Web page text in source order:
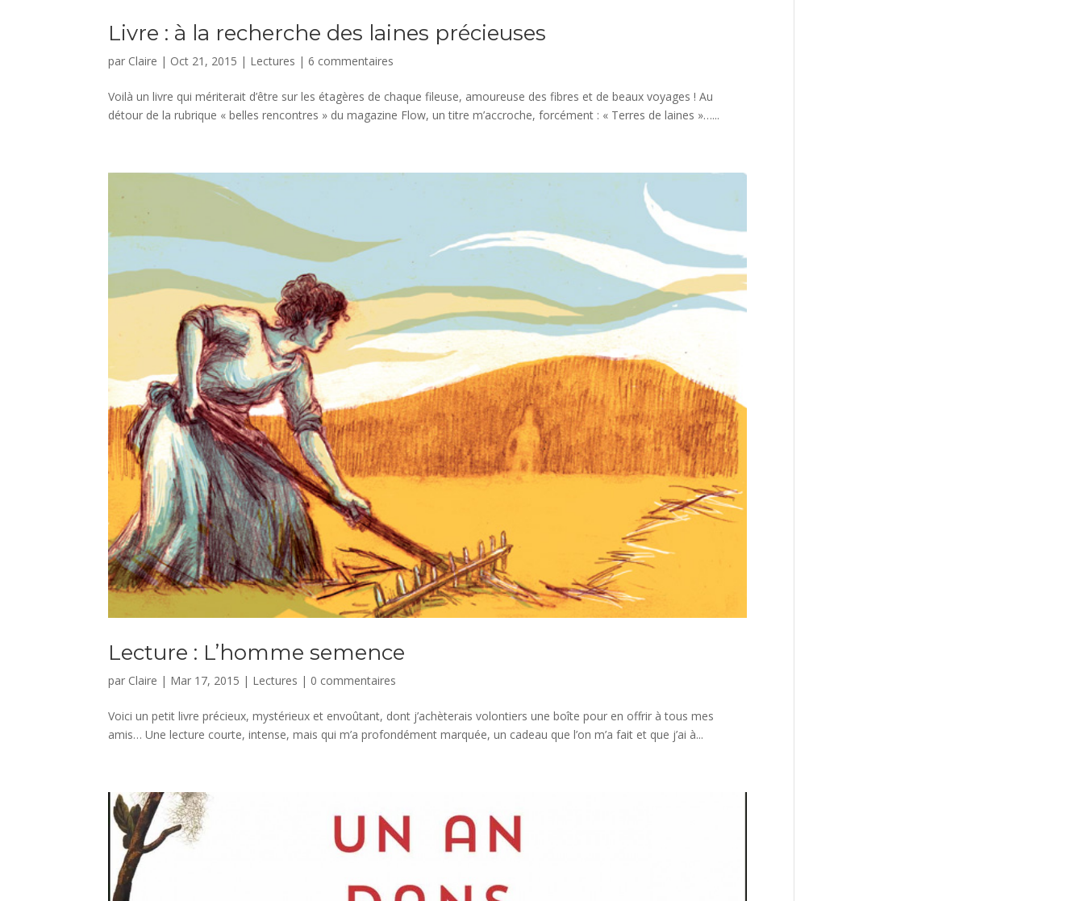
Livre : à la recherche des laines précieuses
par Claire | Oct 21, 2015 | Lectures |6 commentaires
Voilà un livre qui mériterait d’être sur les étagères de chaque fileuse, amoureuse des fibres et de beaux voyages ! Au
détour de la rubrique « belles rencontres » du magazine Flow, un titre m’accroche, forcément : « Terres de laines »…...
Lecture : L’homme semence
par Claire | Mar 17, 2015 | Lectures | 0 commentaires
Voici un petit livre précieux, mystérieux et envoûtant, dont j’achèterais volontiers une boîte pour en offrir à tous mes
amis… Une lecture courte, intense, mais qui m’a profondément marquée, un cadeau que l’on m’a fait et que j’ai à...